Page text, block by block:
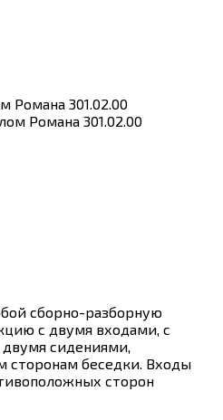
Романа 301.02.00
сборно-разборную
с двумя входами, с
сидениями,
сторонам беседки. Входы
сторон